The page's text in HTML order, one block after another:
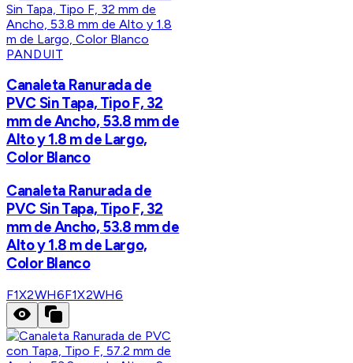
PANDUIT
Canaleta Ranurada de
PVC Sin Tapa, Tipo F, 32
mm de Ancho, 53.8 mm de
Alto y 1.8 m de Largo,
Color Blanco
Canaleta Ranurada de
PVC Sin Tapa, Tipo F, 32
mm de Ancho, 53.8 mm de
Alto y 1.8 m de Largo,
Color Blanco
F1X2WH6F1X2WH6